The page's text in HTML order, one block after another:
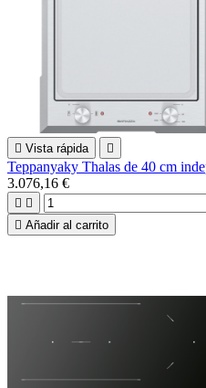
 Vista rápida 
Teppanyaky Thalas de 40 cm
3.076,16 €
 
 Añadir al carrito